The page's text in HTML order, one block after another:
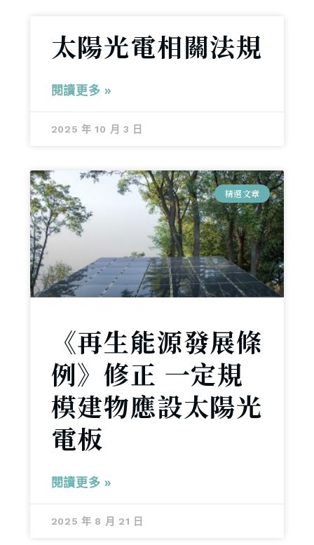
太陽光電相關法規
閱讀更多 »
2025 年 10 月 3 日
精選文章
《再生能源發展條
例》修正 一定規
模建物應設太陽光
電板
閱讀更多 »
2025 年 8 月 21 日